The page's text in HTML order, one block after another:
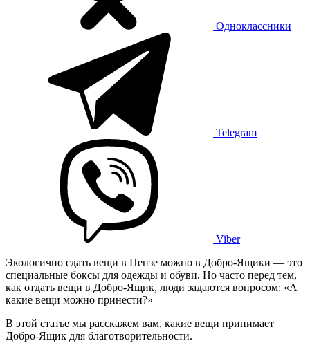
Одноклассники
Telegram
Viber
Экологично сдать вещи в Пензе можно в Добро-Ящики — это
специальные боксы для одежды и обуви. Но часто перед тем,
как отдать вещи в Добро-Ящик, люди задаются вопросом: «А
какие вещи можно принести?»
В этой статье мы расскажем вам, какие вещи принимает
Добро-Ящик для благотворительности.